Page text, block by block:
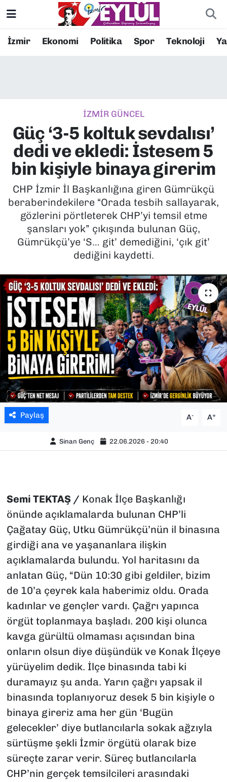
İzmir Ekonomi Politika Spor Teknoloji
İZMİR GÜNCEL
Güç ‘3-5 koltuk sevdalısı’
dedi ve ekledi: İstesem 5
bin kişiyle binaya girerim
CHP İzmir İl Başkanlığına giren Gümrükçü
beraberindekilere “Orada tesbih sallayarak,
gözlerini pörtleterek CHP’yi temsil etme
şansları yok” çıkışında bulunan Güç,
Gümrükçü’ye ‘S… git’ demediğini, ‘çık git’
dediğini kaydetti.
Paylaş A- A+
Sinan Genç 22.06.2026 - 20:40
Semi TEKTAŞ / Konak İlçe Başkanlığı
önünde açıklamalarda bulunan CHP’li
Çağatay Güç, Utku Gümrükçü’nün il binasına
girdiği ana ve yaşananlara ilişkin
açıklamalarda bulundu. Yol haritasını da
anlatan Güç, “Dün 10:30 gibi geldiler, bizim
de 10’a çeyrek kala haberimiz oldu. Orada
kadınlar ve gençler vardı. Çağrı yapınca
örgüt toplanmaya başladı. 200 kişi olunca
kavga gürültü olmaması açısından bina
onların olsun diye düşündük ve Konak İlçeye
yürüyelim dedik. İlçe binasında tabi ki
duramayız şu anda. Yarın çağrı yapsak il
binasında toplanıyoruz desek 5 bin kişiyle o
binaya gireriz ama her gün ‘Bugün
gelecekler’ diye butlancılarla sokak ağzıyla
sürtüşme şekli İzmir örgütü olarak bize
süreçte zarar verir. Süreç butlancılarla
CHP’nin gerçek temsilcileri arasındaki
Resmi İlanlar
EKONOMİ
KÜLTÜR SANAT
MAGAZİN
POLİTİKA
SAĞLIK
SPOR
TEKNOLOJİ
YAŞAM
YEREL YÖNETİMLER
Konak Nöbetçi Eczaneler
Süper Lig Puan Durumu ve Fikstür
Tüm Manşetler
Son Dakika Haberleri
Haber Arşivi